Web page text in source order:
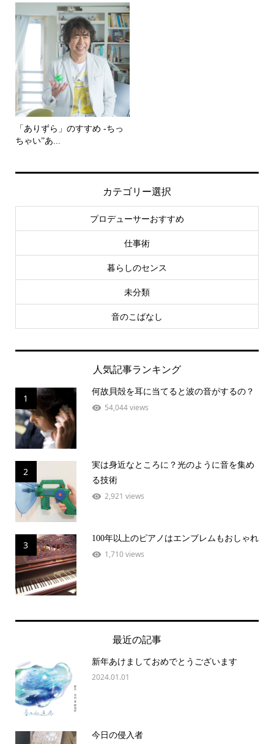
「ありずら」のすすめ -ちっ
ちゃい”あ...
カテゴリー選択
プロデューサーおすすめ
仕事術
暮らしのセンス
未分類
音のこばなし
人気記事ランキング
1
何故貝殻を耳に当てると波の音がするの？
54,044 views
2
実は身近なところに？光のように音を集め
る技術
2,921 views
3
100年以上のピアノはエンブレムもおしゃれ
1,710 views
最近の記事
新年あけましておめでとうございます
2024.01.01
今日の侵入者